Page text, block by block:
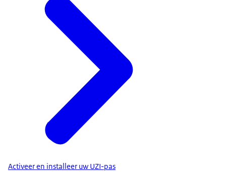
Activeer en installeer uw UZI-pas